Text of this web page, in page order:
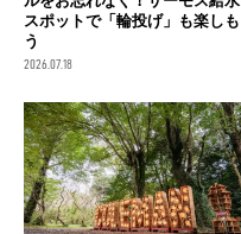
スポットで「輪投げ」も楽しも
う
2026.07.18